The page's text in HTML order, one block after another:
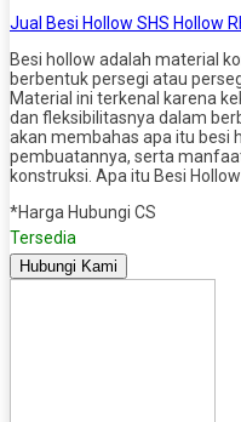
Jual Besi Hollow SHS Hollow
Besi hollow adalah material
berbentuk persegi atau
Material ini terkenal karena
dan fleksibilitasnya dalam
akan membahas apa itu besi
pembuatannya, serta
konstruksi. Apa itu Besi
*Harga Hubungi CS
Tersedia
Hubungi Kami